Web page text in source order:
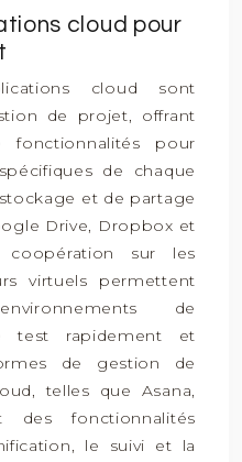
cloud pour
cloud sont
de projet, offrant
pour
de chaque
et de partage
Drive, Dropbox et
coopération sur les
virtuels permettent
de
test rapidement et
de gestion de
telles que Asana,
fonctionnalités
le suivi et la